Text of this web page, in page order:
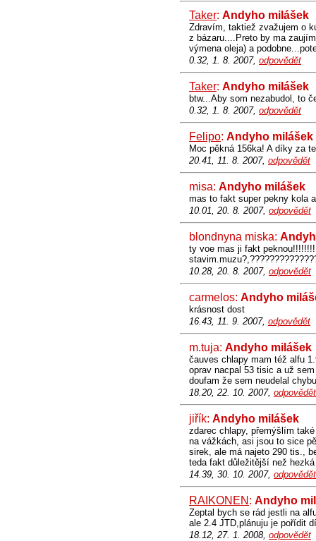
Taker: Andyho milášek
Zdravím, taktiež zvažujem o
z bázaru....Preto by ma
výmena oleja) a
0.32, 1. 8. 2007, odpovědět
Taker: Andyho milášek
btw...Aby som nezabudol, to
0.32, 1. 8. 2007, odpovědět
Felipo: Andyho milášek
Moc pěkná 156ka! A díky za
20.41, 11. 8. 2007, odpovědět
misa: Andyho milášek
mas to fakt super pekny kola
10.01, 20. 8. 2007, odpovědět
blondnyna miska:
ty voe mas ji fakt
10.28, 20. 8. 2007, odpovědět
carmelos: Andyho
krásnost dost
16.43, 11. 9. 2007, odpovědět
m.tuja: Andyho milášek
čauves chlapy mam též alfu
oprav nacpal 53 tisic a už
doufam že sem neudelal
18.20, 22. 10. 2007, odpovědět
jiřík: Andyho milášek
zdarec chlapy, přemýšlím
na vážkách, asi jsou to sice
sirek, ale má najeto 290 tis.,
teda fakt důležitější než
14.39, 30. 10. 2007, odpovědět
RAIKONEN : Andyho
Zeptal bych se rád jestli na
ale 2.4 JTD,plánuju je pořídit
18.12, 27. 1. 2008, odpovědět